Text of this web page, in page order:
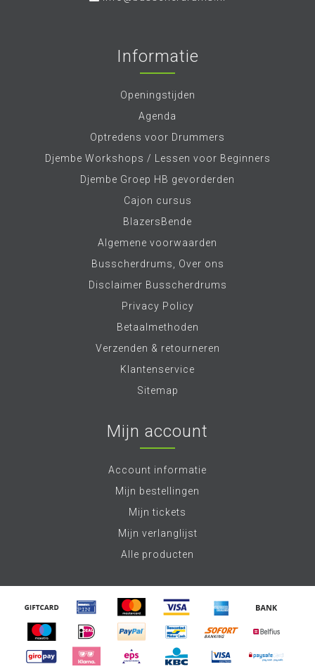
Informatie
Openingstijden
Agenda
Optredens voor Drummers
Djembe Workshops / Lessen voor Beginners
Djembe Groep HB gevorderden
Cajon cursus
BlazersBende
Algemene voorwaarden
Busscherdrums, Over ons
Disclaimer Busscherdrums
Privacy Policy
Betaalmethoden
Verzenden & retourneren
Klantenservice
Sitemap
Mijn account
Account informatie
Mijn bestellingen
Mijn tickets
Mijn verlanglijst
Alle producten